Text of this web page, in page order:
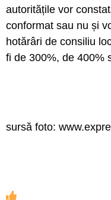
autoritățile vor
conformat sau nu și
hotărâri de consiliu
fi de 300%, de 400%
sursă foto: